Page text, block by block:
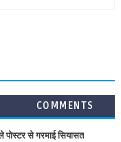
COMMENTS
पोस्टर से गरमाई सियासत